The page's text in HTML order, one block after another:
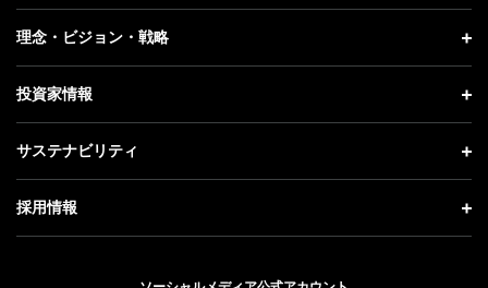
プレスリリース
更新情報
記者説明会
企業情報 トップ
社長メッセージ
事業紹介
ガバナンス
理念・ビジョン・戦略
理念・ビジョン・戦略 トップ
成長戦略「Activate AI for Society」
人材戦略
投資家情報
投資家情報 トップ
経営方針
サステナビリティ
サステナビリティ トップ
トップメッセージ
採用情報